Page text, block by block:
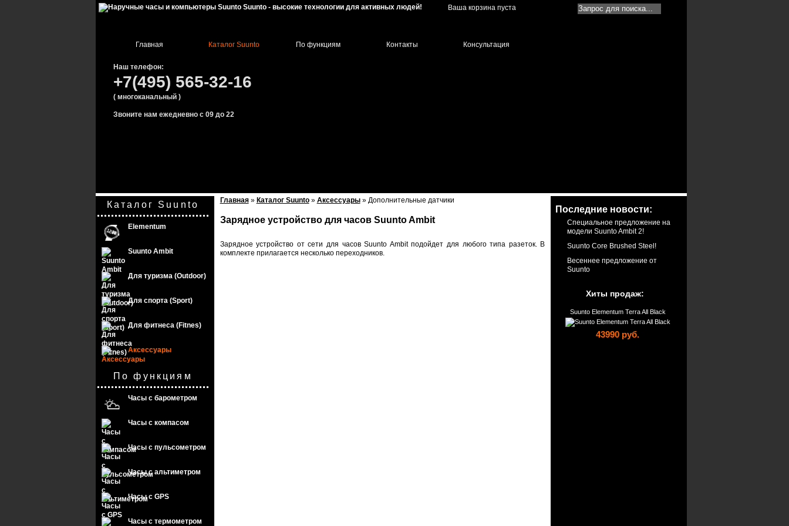
Ваша корзина пуста
Suunto - высокие технологии для активных людей!
Главная Каталог Suunto По функциям Контакты Консультация
Наш телефон:
+7(495) 565-32-16
( многоканальный )
Звоните нам ежедневно с 09 до 22
Каталог Suunto
Elementum
Suunto Ambit
Для туризма (Outdoor)
Для спорта (Sport)
Для фитнеса (Fitnes)
Аксессуары
По функциям
Часы с барометром
Часы с компасом
Часы с пульсометром
Часы с альтиметром
Часы с GPS
Часы с термометром
Главная» Каталог Suunto» Аксессуары» Дополнительные датчики
Зарядное устройство для часов Suunto Ambit
Зарядное устройство от сети для часов Suunto Ambit подойдет для любого типа разеток. В
комплекте прилагается несколько переходников.
Последние новости:
Специальное предложение на
модели Suunto Ambit 2!
Suunto Core Brushed Steel!
Весеннее предложение от
Suunto
Хиты продаж:
Suunto Elementum Terra All Black
43990 руб.